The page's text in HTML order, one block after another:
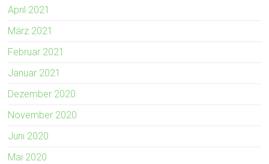
April 2021
März 2021
Februar 2021
Januar 2021
Dezember 2020
November 2020
Juni 2020
Mai 2020